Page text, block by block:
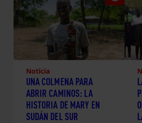
Noticia
UNA COLMENA PARA
ABRIR CAMINOS: LA
HISTORIA DE MARY EN
SUDÁN DEL SUR